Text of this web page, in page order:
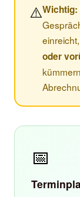
⚠️Wichtig:
oder
📅